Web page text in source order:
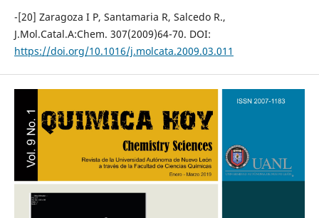
-[20] Zaragoza I P, Santamaria R, Salcedo R.,
J.Mol.Catal.A:Chem. 307(2009)64-70. DOI:
https://doi.org/10.1016/j.molcata.2009.03.011